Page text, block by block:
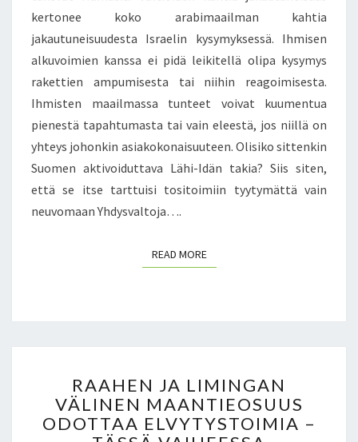
Ä
T
T
U
L
A
J
A
L
A
V
A
–
Z
A
N
I
kertonee koko arabimaailman kahtia
jakautuneisuudesta Israelin kysymyksessä. Ihmisen
alkuvoimien kanssa ei pidä leikitellä olipa kysymys
rakettien ampumisesta tai niihin reagoimisesta.
Ihmisten maailmassa tunteet voivat kuumentua
pienestä tapahtumasta tai vain eleestä, jos niillä on
yhteys johonkin asiakokonaisuuteen. Olisiko sittenkin
Suomen aktivoiduttava Lähi-Idän takia? Siis siten,
että se itse tarttuisi tositoimiin tyytymättä vain
neuvomaan Yhdysvaltoja….
READ MOREREAD MORE
A
A
H
RAAHEN JA LIMINGAN
VÄLINEN MAANTIEOSUUS
ODOTTAA ELVYTYSTOIMIA –